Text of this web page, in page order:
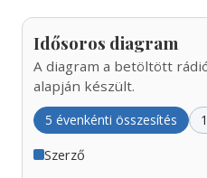
Idősoros diagram
A diagram a betöltött
alapján készült.
5 évenkénti összesítés
Szerző